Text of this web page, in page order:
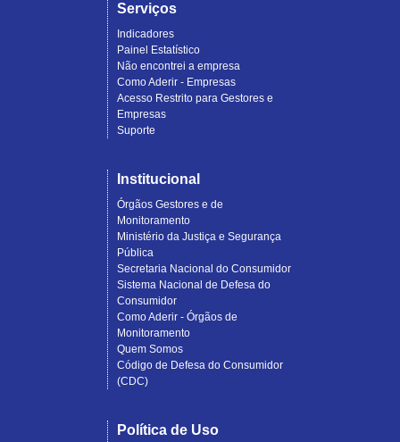
Serviços
Indicadores
Painel Estatístico
Não encontrei a empresa
Como Aderir - Empresas
Acesso Restrito para Gestores e
Empresas
Suporte
Institucional
Órgãos Gestores e de
Monitoramento
Ministério da Justiça e Segurança
Pública
Secretaria Nacional do Consumidor
Sistema Nacional de Defesa do
Consumidor
Como Aderir - Órgãos de
Monitoramento
Quem Somos
Código de Defesa do Consumidor
(CDC)
Política de Uso